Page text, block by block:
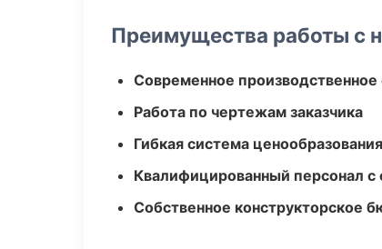
Преимущества работы с
Современное производственное
Работа по чертежам заказчика
Гибкая система ценообразования
Квалифицированный персонал
Собственное конструкторское